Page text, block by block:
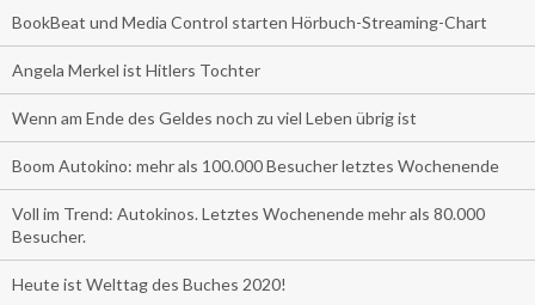
BookBeat und Media Control starten Hörbuch-Streaming-Chart
Angela Merkel ist Hitlers Tochter
Wenn am Ende des Geldes noch zu viel Leben übrig ist
Boom Autokino: mehr als 100.000 Besucher letztes Wochenende
Voll im Trend: Autokinos. Letztes Wochenende mehr als 80.000
Besucher.
Heute ist Welttag des Buches 2020!